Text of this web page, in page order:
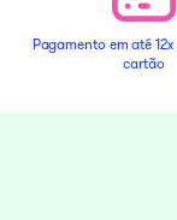
Pagamento em até
cartão